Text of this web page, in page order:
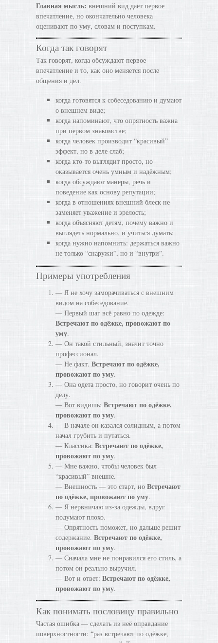
Главная мысль: внешний вид даёт первое
впечатление, но окончательно человека
оценивают по уму, словам и поступкам.
Когда так говорят
Так говорят, когда обсуждают первое
впечатление и то, как оно меняется после
общения и дел.
когда готовятся к собеседованию и думают
о внешнем виде;
когда напоминают, что опрятность важна
при первом знакомстве;
когда человек производит “красивый”
эффект, но в деле слаб;
когда кто-то выглядит просто, но
оказывается очень умным и надёжным;
когда обсуждают манеры, речь и
поведение как основу репутации;
когда в отношениях внешний блеск не
заменяет уважение и зрелость;
когда объясняют детям, почему важно и
выглядеть нормально, и учиться думать;
когда нужно напомнить: держаться важно
не только “снаружи”, но и “внутри”.
Примеры употребления
— Я не хочу заморачиваться с внешним
видом на собеседование.
— Первый шаг всё равно по одежде:
Встречают по одёжке, провожают по
уму.
— Он такой стильный, значит точно
профессионал.
— Не факт. Встречают по одёжке,
провожают по уму.
— Она одета просто, но говорит очень по
делу.
— Вот видишь: Встречают по одёжке,
провожают по уму.
— В начале он казался солидным, а потом
начал грубить и путаться.
— Классика: Встречают по одёжке,
провожают по уму.
— Мне важно, чтобы человек был
“красивый” внешне.
— Внешность — это старт, но Встречают
по одёжке, провожают по уму.
— Я нервничаю из-за одежды, вдруг
подумают плохо.
— Опрятность поможет, но дальше решит
содержание. Встречают по одёжке,
провожают по уму.
— Сначала мне не понравился его стиль, а
потом он реально выручил.
— Вот и ответ: Встречают по одёжке,
провожают по уму.
Как понимать пословицу правильно
Частая ошибка — сделать из неё оправдание
поверхностности: “раз встречают по одёжке,